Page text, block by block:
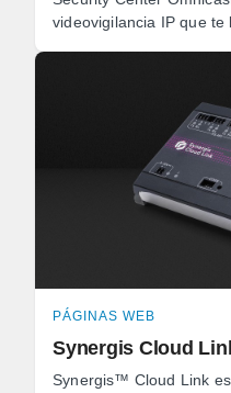
videovigilancia IP que te
PÁGINAS WEB
Synergis Cloud
Synergis™ Cloud Link